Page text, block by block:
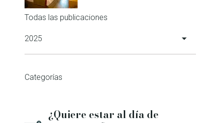
Todas las publicaciones
2025
Categorías
¿Quiere estar al día de